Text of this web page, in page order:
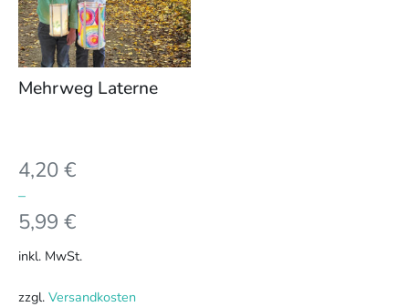
Mehrweg Laterne
4,20€
–
5,99 €
inkl. MwSt.
zzgl. Versandkosten
auf.
Die
Optionen
können
gewählt